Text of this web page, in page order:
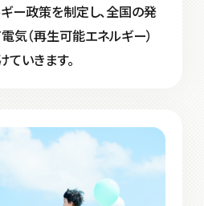
ー政策を制定し、全国の発
気（再生可能エネルギー）
いきます。